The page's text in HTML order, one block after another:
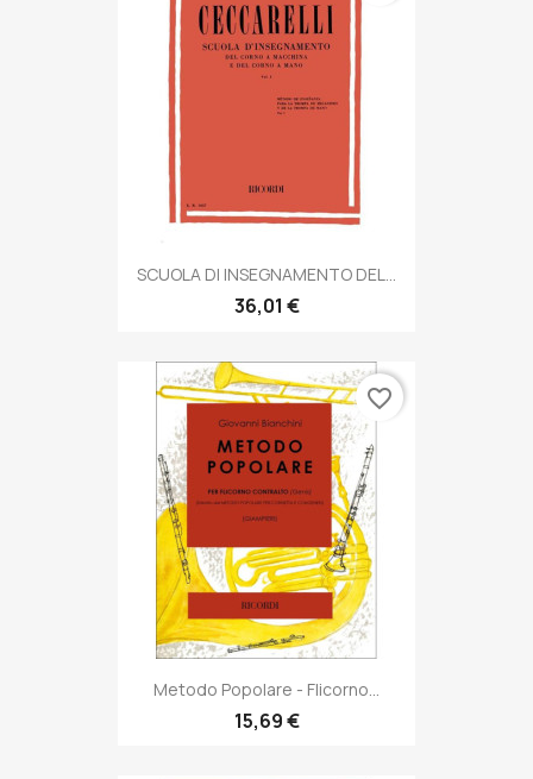
SCUOLA DI INSEGNAMENTO DEL...
36,01 €
Metodo Popolare - Flicorno...
15,69 €
favorite_border